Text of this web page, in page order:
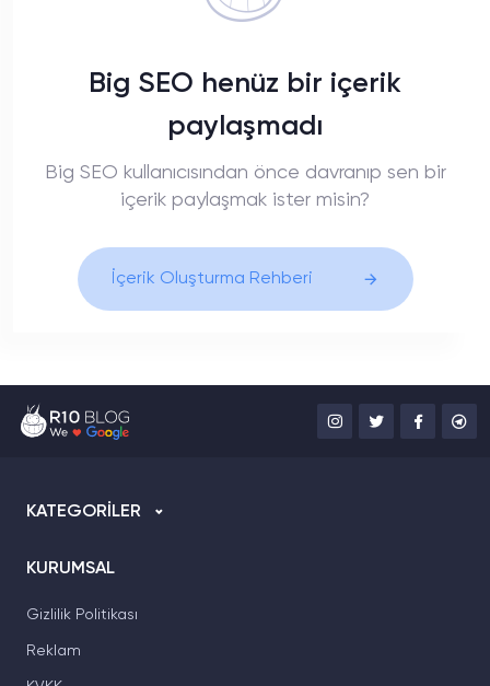
Big SEO henüz bir içerik
paylaşmadı
Big SEO kullanıcısından önce davranıp sen bir
içerik paylaşmak ister misin?
İçerik Oluşturma Rehberi
KATEGORİLER
KURUMSAL
Gizlilik Politikası
Reklam